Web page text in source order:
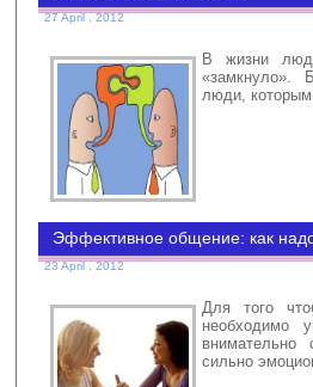
27 April , 2012
В жизни
«замкнуло».
люди, которым
Эффективное общение: как
23 April , 2012
Для того
необходимо
сильно